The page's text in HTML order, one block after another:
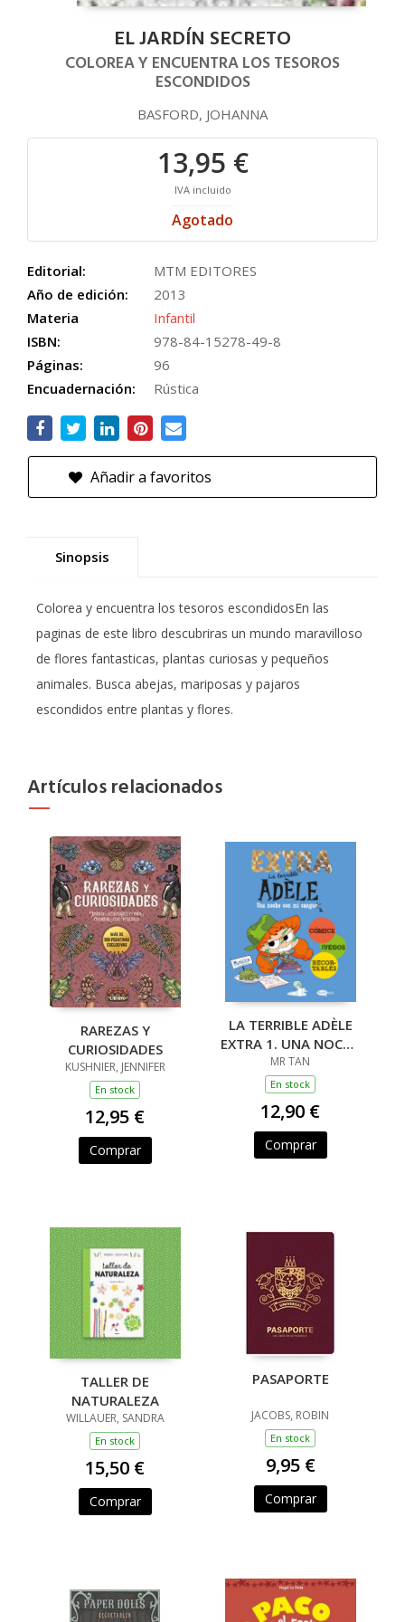
EL JARDÍN SECRETO
COLOREA Y ENCUENTRA LOS TESOROS
ESCONDIDOS
BASFORD, JOHANNA
13,95 €
IVA incluido
Agotado
Editorial:
MTM EDITORES
Año de edición:
2013
Materia
Infantil
ISBN:
978-84-15278-49-8
Páginas:
96
Encuadernación:
Rústica
Añadir a favoritos
Sinopsis
Colorea y encuentra los tesoros escondidosEn las
paginas de este libro descubriras un mundo maravilloso
de flores fantasticas, plantas curiosas y pequeños
animales. Busca abejas, mariposas y pajaros
escondidos entre plantas y flores.
Artículos relacionados
RAREZAS Y
CURIOSIDADES
KUSHNIER, JENNIFER
En stock
12,95 €
Comprar
LA TERRIBLE ADÈLE
EXTRA 1. UNA NOCHE
CON MI CANGURA
MR TAN
En stock
12,90 €
Comprar
TALLER DE
NATURALEZA
WILLAUER, SANDRA
En stock
15,50 €
Comprar
PASAPORTE
JACOBS, ROBIN
En stock
9,95 €
Comprar